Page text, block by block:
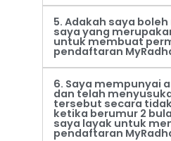
5. Adakah saya
saya yang
untuk membuat
pendaftaran
6. Saya mempunyai
dan telah
tersebut secara
ketika berumur 2
saya layak untuk
pendaftaran